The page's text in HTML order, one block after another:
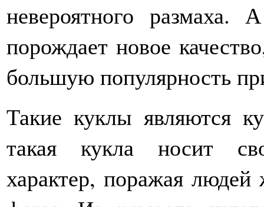
невероятного размаха.
порождает новое
большую популярность
Такие куклы являются
такая кукла носит
характер, поражая